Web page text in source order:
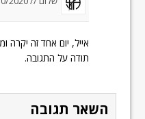
אייל, יום אחד זה יקרה
תודה על התגובה.
השאר תגובה